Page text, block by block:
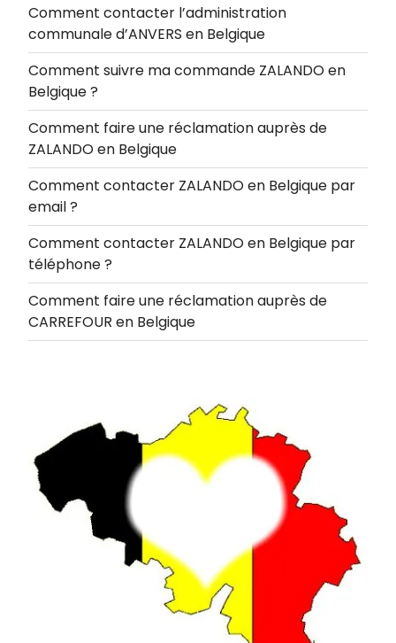
Comment contacter l’administration
communale d’ANVERS en Belgique
Comment suivre ma commande ZALANDO en
Belgique ?
Comment faire une réclamation auprès de
ZALANDO en Belgique
Comment contacter ZALANDO en Belgique par
email ?
Comment contacter ZALANDO en Belgique par
téléphone ?
Comment faire une réclamation auprès de
CARREFOUR en Belgique